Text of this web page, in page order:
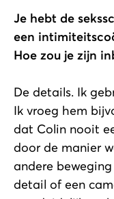
Je hebt de
een
Hoe zou je zijn
De details. Ik
Ik vroeg hem
dat Colin nooit
door de manier
andere
detail of een